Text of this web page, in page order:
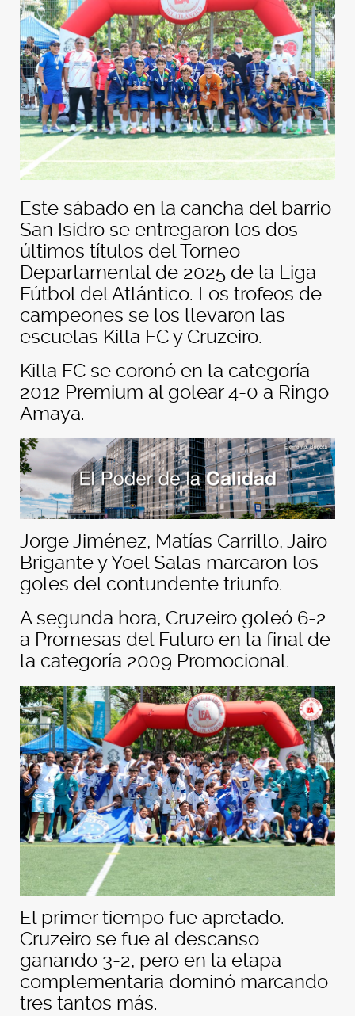
Este sábado en la cancha del barrio
San Isidro se entregaron los dos
últimos títulos del Torneo
Departamental de 2025 de la Liga
Fútbol del Atlántico. Los trofeos de
campeones se los llevaron las
escuelas Killa FC y Cruzeiro.
Killa FC se coronó en la categoría
2012 Premium al golear 4-0 a Ringo
Amaya.
Jorge Jiménez, Matías Carrillo, Jairo
Brigante y Yoel Salas marcaron los
goles del contundente triunfo.
A segunda hora, Cruzeiro goleó 6-2
a Promesas del Futuro en la final de
la categoría 2009 Promocional.
El primer tiempo fue apretado.
Cruzeiro se fue al descanso
ganando 3-2, pero en la etapa
complementaria dominó marcando
tres tantos más.